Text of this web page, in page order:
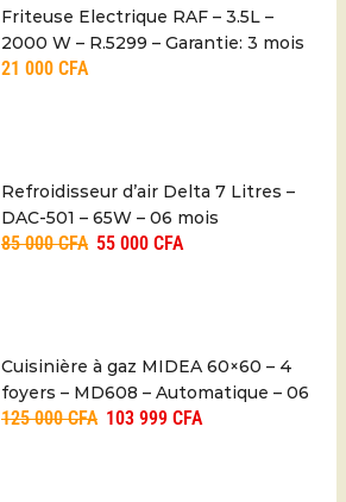
Friteuse Electrique RAF – 3.5L –
2000 W – R.5299 – Garantie: 3 mois
21 000 CFA
Refroidisseur d’air Delta 7 Litres –
DAC-501 – 65W – 06 mois
85 000CFA 55 000 CFA
Cuisinière à gaz MIDEA 60×60 – 4
foyers – MD608 – Automatique – 06
mois
125 000CFA 103 999 CFA